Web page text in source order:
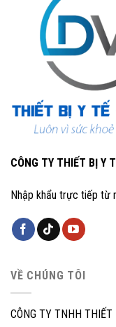
CÔNG TY THIẾT BỊ Y
Nhập khẩu trực tiếp từ
VỀ CHÚNG TÔI
CÔNG TY TNHH